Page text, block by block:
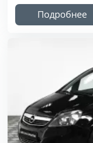
Подробнее